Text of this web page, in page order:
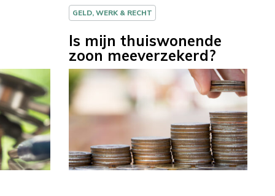
GELD, WERK & RECHT
Is mijn thuiswonende
zoon meeverzekerd?